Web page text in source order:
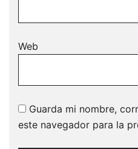
Web
Guarda mi nombre,
este navegador para la